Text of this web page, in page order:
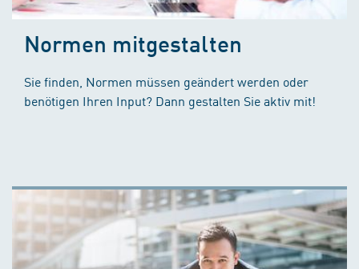
Normen mitgestalten
Sie finden, Normen müssen geändert werden oder
benötigen Ihren Input? Dann gestalten Sie aktiv mit!